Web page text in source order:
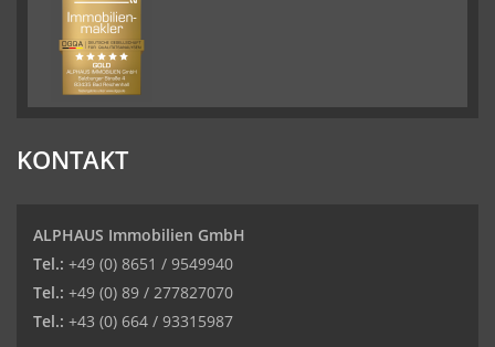
KONTAKT
ALPHAUS Immobilien GmbH
Tel.: +49 (0) 8651 / 9549940
Tel.: +49 (0) 89 / 277827070
Tel.: +43 (0) 664 / 93315987